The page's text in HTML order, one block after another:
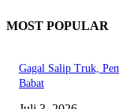
MOST POPULAR
Gagal Salip Truk,
Babat